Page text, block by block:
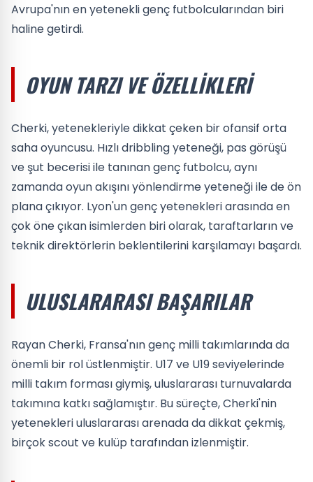
Avrupa'nın en yetenekli genç futbolcularından biri
haline getirdi.
OYUN TARZI VE ÖZELLIKLERI
Cherki, yetenekleriyle dikkat çeken bir ofansif orta
saha oyuncusu. Hızlı dribbling yeteneği, pas görüşü
ve şut becerisi ile tanınan genç futbolcu, aynı
zamanda oyun akışını yönlendirme yeteneği ile de ön
plana çıkıyor. Lyon'un genç yetenekleri arasında en
çok öne çıkan isimlerden biri olarak, taraftarların ve
teknik direktörlerin beklentilerini karşılamayı başardı.
ULUSLARARASI BAŞARILAR
Rayan Cherki, Fransa'nın genç milli takımlarında da
önemli bir rol üstlenmiştir. U17 ve U19 seviyelerinde
milli takım forması giymiş, uluslararası turnuvalarda
takımına katkı sağlamıştır. Bu süreçte, Cherki'nin
yetenekleri uluslararası arenada da dikkat çekmiş,
birçok scout ve kulüp tarafından izlenmiştir.